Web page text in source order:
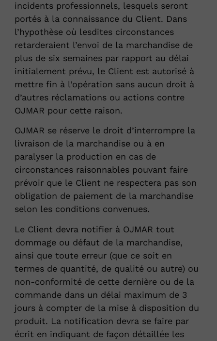
incidents professionnels, lesquels seront
portés à la connaissance du Client. Dans
l’hypothèse où lesdites circonstances
retarderaient l’envoi de la marchandise de
plus de six semaines par rapport au délai
initialement prévu, le Client est autorisé à
mettre fin à l’opération sans aucun droit à
d’autres réclamations ou actions contre
OJMAR pour cette raison.
OJMAR se réserve le droit d’interrompre la
livraison de la marchandise ou à en
paralyser la production en cas de
circonstances raisonnables pouvant faire
prévoir que le Client ne respectera pas son
obligation de paiement de la marchandise
selon les conditions convenues.
Le Client devra notifier à OJMAR tout
dommage ou défaut de la marchandise,
ainsi que toute erreur (que ce soit en
termes de quantité, de qualité ou autre) ou
non-conformité de cette dernière ou de la
commande dans un délai maximum de 3
jours à compter de la mise à disposition du
produit. La notification devra se faire par
écrit en indiquant de façon détaillée les